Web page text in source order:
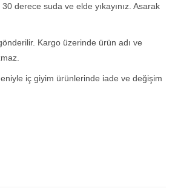
derece suda ve elde yıkayınız. Asarak
Kargo üzerinde ürün adı ve
iç giyim ürünlerinde iade ve değişim